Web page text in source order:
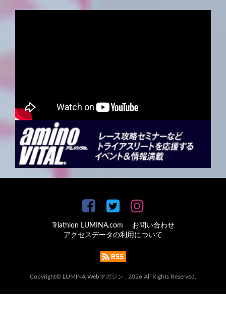
Triathlon LUMINA.com
お問い合わせ
アクセスデータの利用について
Copyright© LUMINA Webマガジン , 2026 All Rights Reserved.